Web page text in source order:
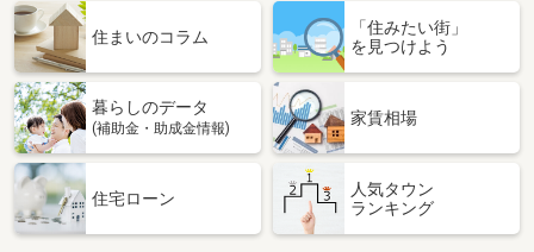
価 格
5.60万円
福井県鯖江市五郎丸町
専有面積 56.2m²
間取り
福井県福井市光陽２丁目
住 所
福井県福井市光陽２丁目
住まいのコラム
「住みたい街」
を見つけよう
暮らしのデータ
(補助金・助成金情報)
家賃相場
住宅ローン
人気タウン
ランキング